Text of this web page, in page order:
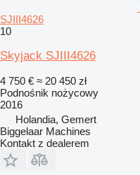
SJIII4626
10
Skyjack SJIII4626
4 750 € ≈ 20 450 zł
Podnośnik nożycowy
2016
Holandia, Gemert
Biggelaar Machines
Kontakt z dealerem